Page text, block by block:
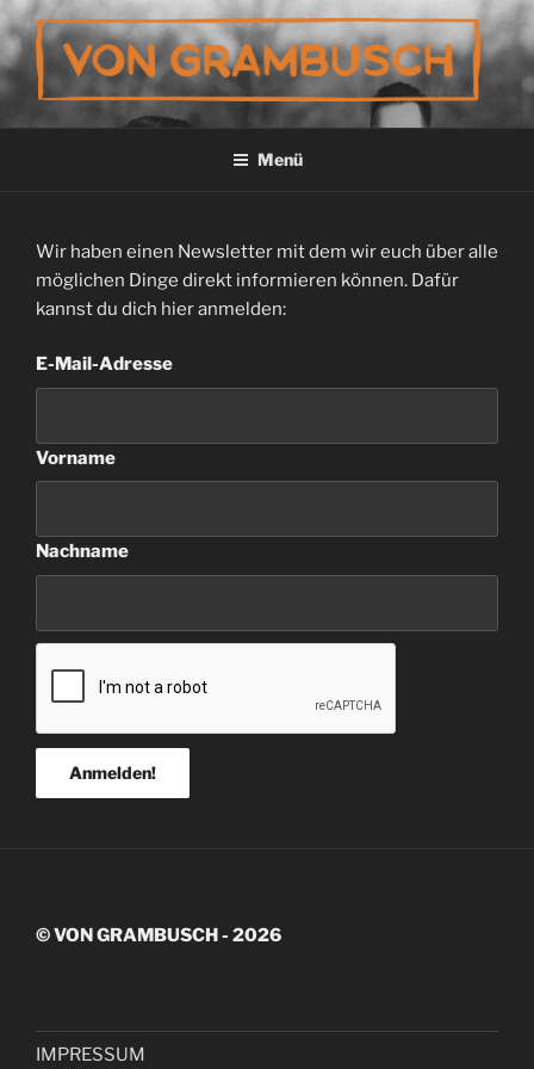
Zum
Inhalt
springen
VON GRAMBUSCH
Menü
Wir haben einen Newsletter mit dem wir euch über alle
möglichen Dinge direkt informieren können. Dafür
kannst du dich hier anmelden:
E-Mail-Adresse
Vorname
Nachname
© VON GRAMBUSCH - 2026
IMPRESSUM